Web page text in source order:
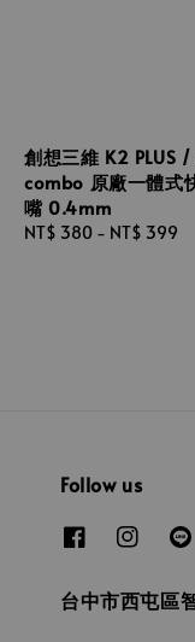
創想三維 K2 PLUS
combo 原廠一體式
嘴 0.4mm
Regular
NT$ 380 - NT$ 399
Follow us
台中市西屯區